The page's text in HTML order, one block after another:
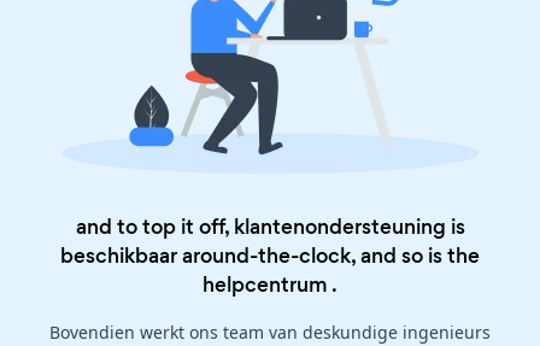
and to top it off, klantenondersteuning is
beschikbaar around-the-clock, and so is the
helpcentrum .
Bovendien werkt ons team van deskundige ingenieurs